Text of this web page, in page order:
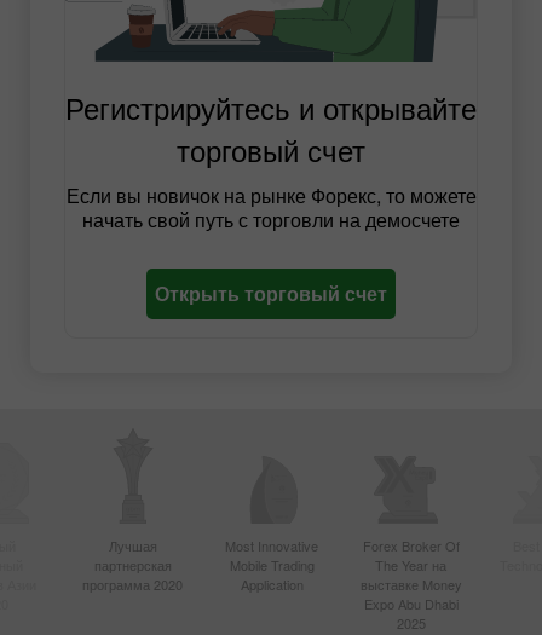
Регистрируйтесь и открывайте
торговый счет
Если вы новичок на рынке Форекс, то можете
начать свой путь с торговли на демосчете
Открыть торговый счет
Лучшая
партнерская
программа 2020
Most Innovative
Mobile Trading
Application
Forex Broker Of
The Year на
выставке Money
Expo Abu Dhabi
2025